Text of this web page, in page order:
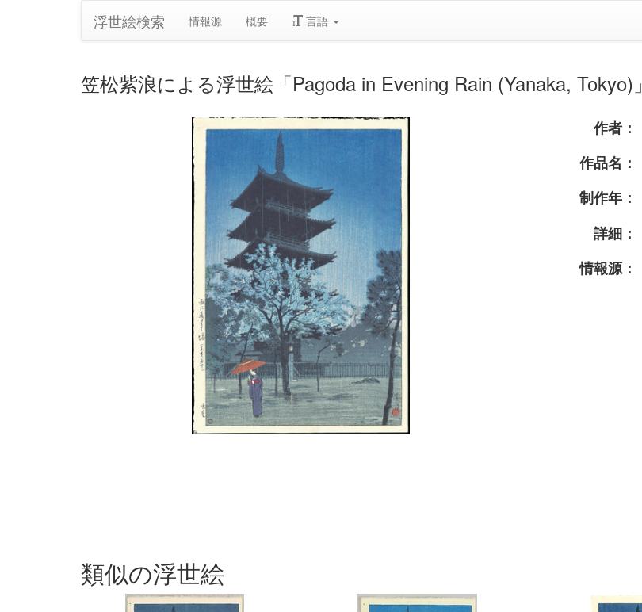
浮世絵検索 情報源 概要 言語
笠松紫浪による浮世絵「Pagoda in Evening Rain (Yanaka, Tokyo)」
作者：
作品名：
制作年：
詳細：
情報源：
類似の浮世絵